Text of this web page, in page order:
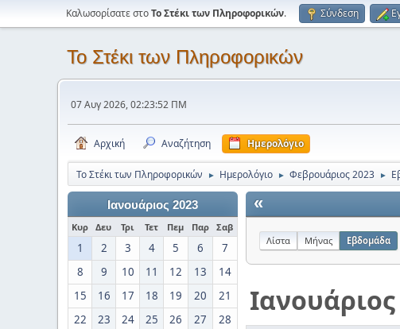
Καλωσορίσατε στοΤο Στέκι των Πληροφορικών. Σύνδεση
Το Στέκι των Πληροφορικών
07 Αυγ 2026, 02:23:52 ΠΜ
Αρχική Αναζήτηση Ημερολόγιο
Το Στέκι των Πληροφορικών ► Ημερολόγιο ► Φεβρουάριος 2023 ►
Ιανουάριος 2023
Κυρ Δευ Τρι Τετ Πεμ Παρ Σαβ
1 2 3 4 5 6
7
8
9 10 11 12 13
14
15
16 17 18 19 20
21
22
23 24 25 26 27
28
«
Λίστα Μήνας Εβδομάδα
Ιανουάριος